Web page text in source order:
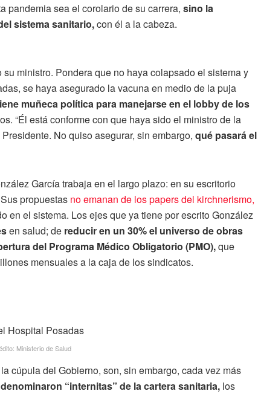
pandemia sea el corolario de su carrera, sino la
sistema sanitario,con él a la cabeza.
ministro. Pondera que no haya colapsado el sistema y
se haya asegurado la vacuna en medio de la puja
muñeca política para manejarse en el lobby de los
“Él está conforme con que haya sido el ministro de la
No quiso asegurar, sin embargo, qué pasará el
García trabaja en el largo plazo: en su escritorio
propuestas no emanan de los papers del kirchnerismo,
en el sistema. Los ejes que ya tiene por escrito González
en salud; de reducir en un 30% el universo de obras
del Programa Médico Obligatorio (PMO),que
mensuales a la caja de los sindicatos.
Ministerio de Salud
cúpula del Gobierno, son, sin embargo, cada vez más
“internitas” de la cartera sanitaria, los